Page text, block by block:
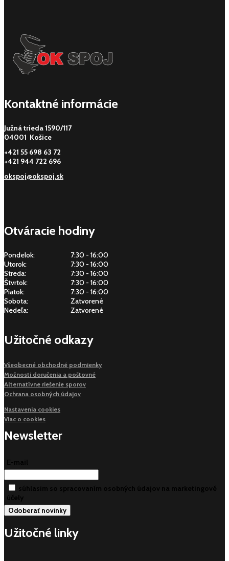
Kontaktné informácie
Južná trieda 1590/117
04001 Košice
+421 55 698 63 72
+421 944 722 696
okspoj@okspoj.sk
Otváracie hodiny
Pondelok:
7:30 - 16:00
Utorok:
7:30 - 16:00
Streda:
7:30 - 16:00
Štvrtok:
7:30 - 16:00
Piatok:
7:30 - 16:00
Sobota:
Zatvorené
Nedeľa:
Zatvorené
Užitočné odkazy
Všeobecné obchodné podmienky
Možnosti doručenia a poštovné
Alternatívne riešenie sporov
Ochrana osobných údajov
Nastavenia cookies
Viac o cookies
Newsletter
E-mail
súhlasim so spracovaním osobných údajov na marketingové
účely
Užitočné linky